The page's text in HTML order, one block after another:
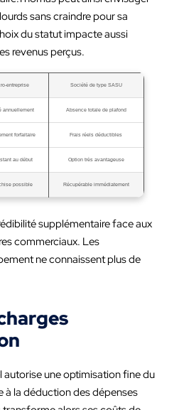
sans craindre pour sa
du statut impacte aussi
revenus perçus.
entreprise Société de type SASU
annuellement Absence totale de plafond
forfaitaire Frais réels déductibles
au début Option très avantageuse
possible Récupérable immédiatement
supplémentaire face aux
commerciaux. Les
ne connaissent plus de
autorise une optimisation fine du
la déduction des dépenses